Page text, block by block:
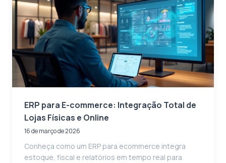
ERP para E-commerce: Integração Total de
Lojas Físicas e Online
16 de março de 2026
Conheça como um ERP para ecommerce integra
estoque, fiscal e relatórios em tempo real para